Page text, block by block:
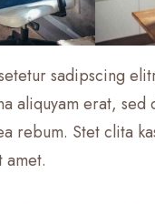
sadipscing
aliquyam erat,
rebum. Stet clita
amet.